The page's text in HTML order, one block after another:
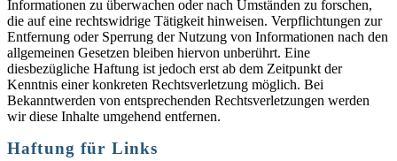
Informationen zu überwachen oder nach Umständen zu forschen,
die auf eine rechtswidrige Tätigkeit hinweisen. Verpflichtungen zur
Entfernung oder Sperrung der Nutzung von Informationen nach den
allgemeinen Gesetzen bleiben hiervon unberührt. Eine
diesbezügliche Haftung ist jedoch erst ab dem Zeitpunkt der
Kenntnis einer konkreten Rechtsverletzung möglich. Bei
Bekanntwerden von entsprechenden Rechtsverletzungen werden
wir diese Inhalte umgehend entfernen.
Haftung für Links